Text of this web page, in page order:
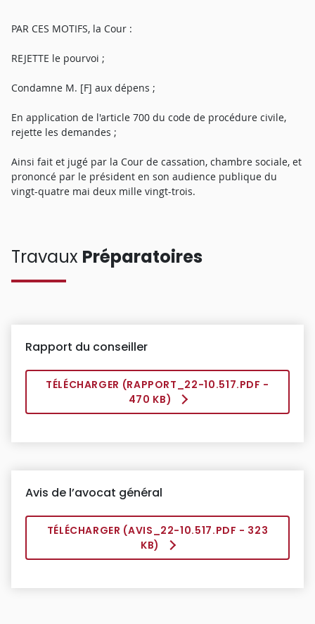
PAR CES MOTIFS, la Cour :
REJETTE le pourvoi ;
Condamne M. [F] aux dépens ;
En application de l'article 700 du code de procédure civile,
rejette les demandes ;
Ainsi fait et jugé par la Cour de cassation, chambre sociale, et
prononcé par le président en son audience publique du
vingt-quatre mai deux mille vingt-trois.
Travaux Préparatoires
Rapport du conseiller
TÉLÉCHARGER (RAPPORT_22-10.517.PDF -
470 KB)
Avis de l’avocat général
TÉLÉCHARGER (AVIS_22-10.517.PDF - 323
KB)